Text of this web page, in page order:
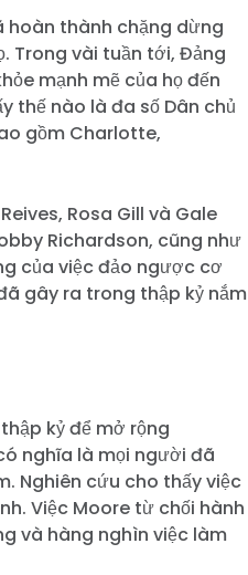
hoàn thành chặng dừng
Trong vài tuần tới, Đảng
mạnh mẽ của họ đến
thế nào là đa số Dân chủ
gồm Charlotte,
Rosa Gill và Gale
Richardson, cũng như
của việc đảo ngược cơ
gây ra trong thập kỷ nắm
kỷ để mở rộng
nghĩa là mọi người đã
Nghiên cứu cho thấy việc
Việc Moore từ chối hành
và hàng nghìn việc làm